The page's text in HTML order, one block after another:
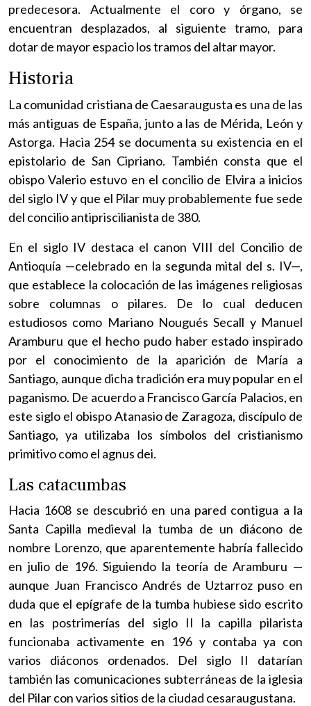
predecesora. Actualmente el coro y órgano, se
encuentran desplazados, al siguiente tramo, para
dotar de mayor espacio los tramos del altar mayor.
Historia
La comunidad cristiana de Caesaraugusta es una de las
más antiguas de España, junto a las de Mérida, León y
Astorga. Hacia 254 se documenta su existencia en el
epistolario de San Cipriano. También consta que el
obispo Valerio estuvo en el concilio de Elvira a inicios
del siglo IV y que el Pilar muy probablemente fue sede
del concilio antipriscilianista de 380.
En el siglo IV destaca el canon VIII del Concilio de
Antioquía —celebrado en la segunda mital del s. IV—,
que establece la colocación de las imágenes religiosas
sobre columnas o pilares. De lo cual deducen
estudiosos como Mariano Nougués Secall y Manuel
Aramburu que el hecho pudo haber estado inspirado
por el conocimiento de la aparición de María a
Santiago, aunque dicha tradición era muy popular en el
paganismo. De acuerdo a Francisco García Palacios, en
este siglo el obispo Atanasio de Zaragoza, discípulo de
Santiago, ya utilizaba los símbolos del cristianismo
primitivo como el agnus dei.
Las catacumbas
Hacia 1608 se descubrió en una pared contigua a la
Santa Capilla medieval la tumba de un diácono de
nombre Lorenzo, que aparentemente habría fallecido
en julio de 196. Siguiendo la teoría de Aramburu —
aunque Juan Francisco Andrés de Uztarroz puso en
duda que el epígrafe de la tumba hubiese sido escrito
en las postrimerías del siglo II la capilla pilarista
funcionaba activamente en 196 y contaba ya con
varios diáconos ordenados. Del siglo II datarían
también las comunicaciones subterráneas de la iglesia
del Pilar con varios sitios de la ciudad cesaraugustana.